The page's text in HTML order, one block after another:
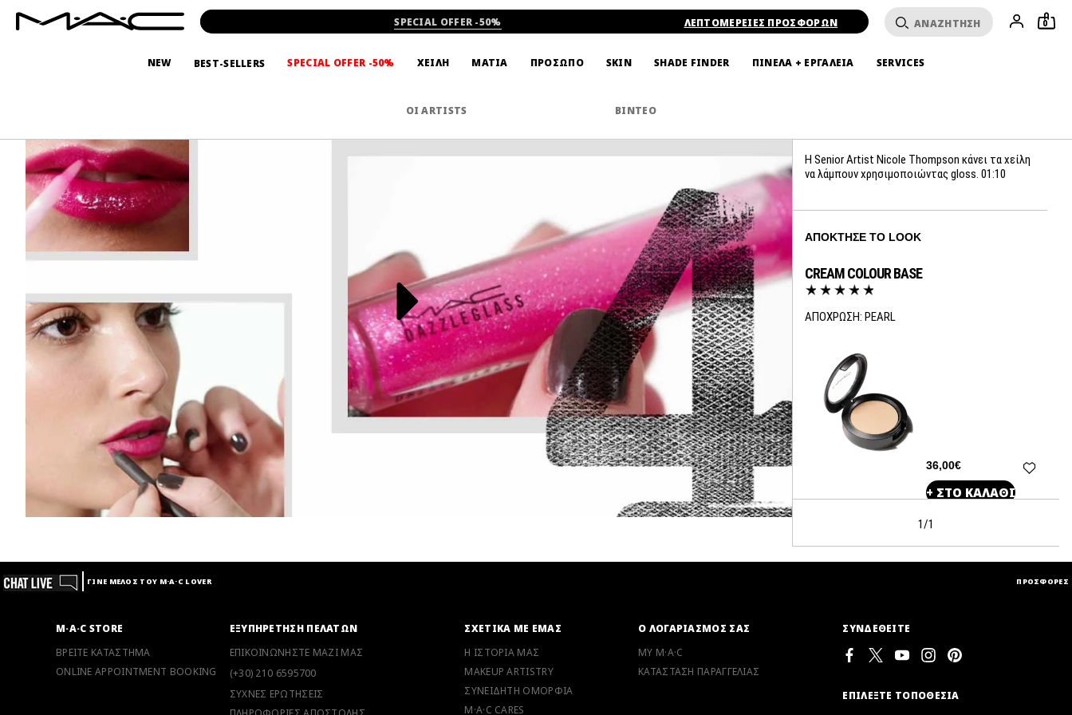
SPECIAL OFFER -50% ΛΕΠΤΟΜΕΡΕΙΕΣ ΠΡΟΣΦΟΡΩΝ 0
NEW BEST-SELLERS SPECIAL OFFER -50% ΧΕΙΛΗ ΜΑΤΙΑ ΠΡΟΣΩΠΟ SKIN SHADE FINDER ΠΙΝΕΛΑ + ΕΡΓΑΛΕΙΑ SERVICES
ΟΙ ARTISTS ΒΙΝΤΕΟ
H Senior Artist Nicole Thompson κάνει τα χείλη
να λάμπουν χρησιμοποιώντας gloss. 01:10
ΑΠΌΚΤΗΣΕ ΤΟ LOOK
CREAM COLOUR BASE
ΑΠΟΧΡΩΣΗ: PEARL
36,00€
+ ΣΤΟ ΚΑΛΑΘΙ
1/1
ΓΙΝΕ ΜΕΛΟΣ ΤΟΥ M·A·C LOVER ΠΡΟΣΦΟΡΕΣ
M·A·C STORE
ΒΡΕΙΤΕ ΚΑΤΑΣΤΗΜΑ
ONLINE APPOINTMENT BOOKING
ΕΞΥΠΗΡΕΤΗΣΗ ΠΕΛΑΤΩΝ
ΕΠΙΚΟΙΝΩΝΗΣΤΕ ΜΑΖΙ ΜΑΣ
(+30) 210 6595700
ΣΥΧΝΕΣ ΕΡΩΤΗΣΕΙΣ
ΣΧΕΤΙΚΑ ΜΕ ΕΜΑΣ
Η ΙΣΤΟΡΙΑ ΜΑΣ
MAKEUP ARTISTRY
ΣΥΝΕΙΔΗΤΗ ΟΜΟΡΦΙΑ
M·A·C CARES
Ο ΛΟΓΑΡΙΑΣΜΟΣ ΣΑΣ
MY M·A·C
ΚΑΤΑΣΤΑΣΗ ΠΑΡΑΓΓΕΛΙΑΣ
ΣΥΝΔΕΘΕΙΤΕ
ΕΠΙΛΕΞΤΕ ΤΟΠΟΘΕΣΙΑ